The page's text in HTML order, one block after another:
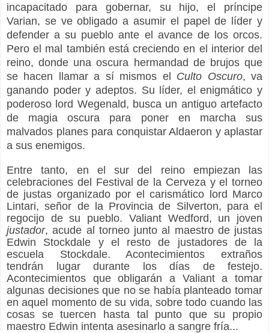
incapacitado para gobernar, su hijo, el príncipe
Varian, se ve obligado a asumir el papel de líder y
defender a su pueblo ante el avance de los orcos.
Pero el mal también está creciendo en el interior del
reino, donde una oscura hermandad de brujos que
se hacen llamar a sí mismos el Culto Oscuro, va
ganando poder y adeptos. Su líder, el enigmático y
poderoso lord Wegenald, busca un antiguo artefacto
de magia oscura para poner en marcha sus
malvados planes para conquistar Aldaeron y aplastar
a sus enemigos.
Entre tanto, en el sur del reino empiezan las
celebraciones del Festival de la Cerveza y el torneo
de justas organizado por el carismático lord Marco
Lintari, señor de la Provincia de Silverton, para el
regocijo de su pueblo. Valiant Wedford, un joven
justador, acude al torneo junto al maestro de justas
Edwin Stockdale y el resto de justadores de la
escuela Stockdale. Acontecimientos extraños
tendrán lugar durante los días de festejo.
Acontecimientos que obligarán a Valiant a tomar
algunas decisiones que no se había planteado tomar
en aquel momento de su vida, sobre todo cuando las
cosas se tuercen hasta tal punto que su propio
maestro Edwin intenta asesinarlo a sangre fría...